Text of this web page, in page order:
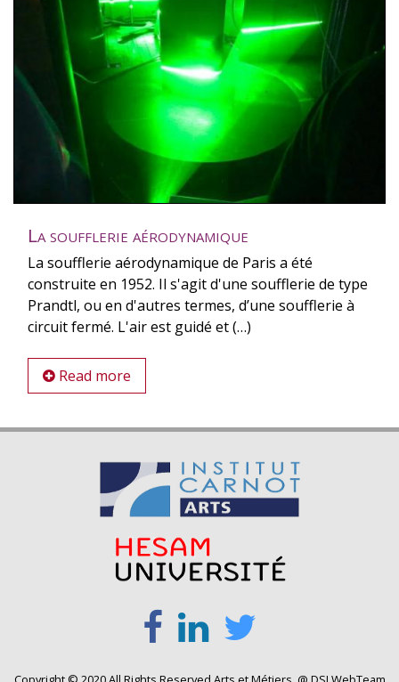
La soufflerie aérodynamique
La soufflerie aérodynamique de Paris a été
construite en 1952. Il s'agit d'une soufflerie de type
Prandtl, ou en d'autres termes, d’une soufflerie à
circuit fermé. L'air est guidé et (…)
Read more